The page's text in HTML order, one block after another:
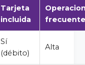
Tarjeta
incluida
Sí
(débito)
Alta